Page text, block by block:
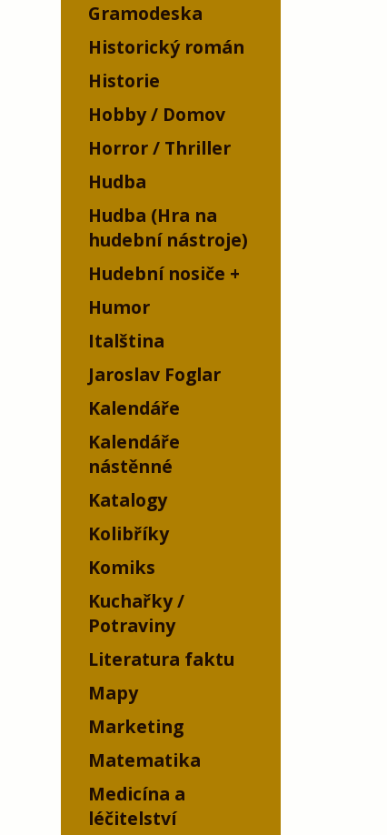
Gramodeska
Historický román
Historie
Hobby / Domov
Horror / Thriller
Hudba
Hudba (Hra na
hudební nástroje)
Hudební nosiče
Humor
Italština
Jaroslav Foglar
Kalendáře
Kalendáře
nástěnné
Katalogy
Kolibříky
Komiks
Kuchařky /
Potraviny
Literatura faktu
Mapy
Marketing
Matematika
Medicína a
léčitelství